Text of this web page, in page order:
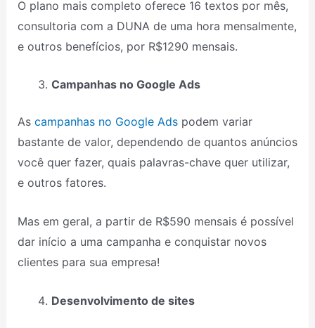
O plano mais completo oferece 16 textos por mês,
consultoria com a DUNA de uma hora mensalmente,
e outros benefícios, por R$1290 mensais.
Campanhas no Google Ads
As campanhas no Google Ads podem variar
bastante de valor, dependendo de quantos anúncios
você quer fazer, quais palavras-chave quer utilizar,
e outros fatores.
Mas em geral, a partir de R$590 mensais é possível
dar início a uma campanha e conquistar novos
clientes para sua empresa!
Desenvolvimento de sites